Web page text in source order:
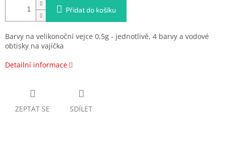
Přidat do košíku
Barvy na velikonoční vejce 0,5g - jednotlivě, 4 barvy a vodové
obtisky na vajíčka
Detailní informace
ZEPTAT SE SDÍLET